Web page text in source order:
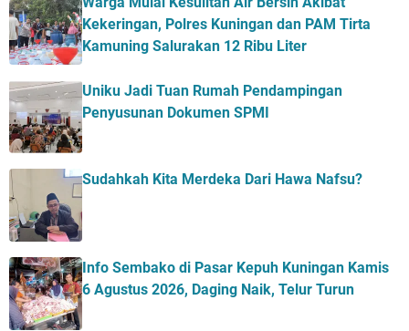
Kekeringan, Polres Kuningan dan PAM Tirta
Kamuning Salurakan 12 Ribu Liter
Uniku Jadi Tuan Rumah Pendampingan
Penyusunan Dokumen SPMI
Sudahkah Kita Merdeka Dari Hawa Nafsu?
Info Sembako di Pasar Kepuh Kuningan Kamis
6 Agustus 2026, Daging Naik, Telur Turun